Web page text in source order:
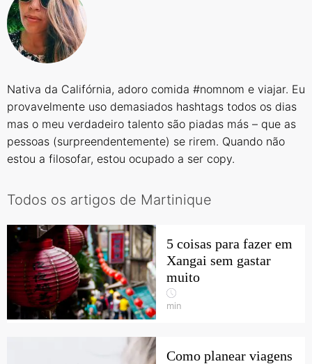
Sobre nós
Quem somos
Nativa da Califórnia, adoro comida #nomnom e viajar. Eu
provavelmente uso demasiados hashtags todos os dias
mas o meu verdadeiro talento são piadas más – que as
pessoas (surpreendentemente) se rirem. Quando não
estou a filosofar, estou ocupado a ser copy.
Todos os artigos de Martinique
5 coisas para fazer em
Xangai sem gastar
muito
min
Como planear viagens